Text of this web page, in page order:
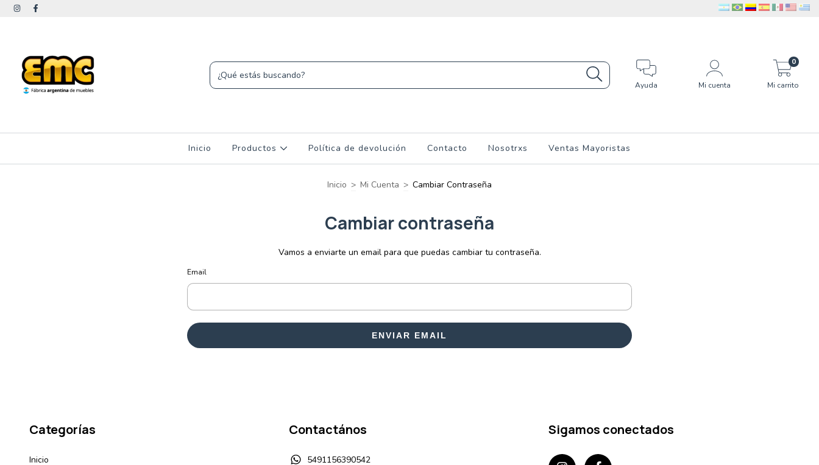
Ayuda Mi cuenta Mi carrito
0
Inicio Productos Política de devolución Contacto Nosotrxs Ventas Mayoristas
Inicio > Mi Cuenta > Cambiar Contraseña
Cambiar contraseña
Vamos a enviarte un email para que puedas cambiar tu contraseña.
Email
ENVIAR EMAIL
Categorías
Inicio
Contactános
5491156390542
Sigamos conectados